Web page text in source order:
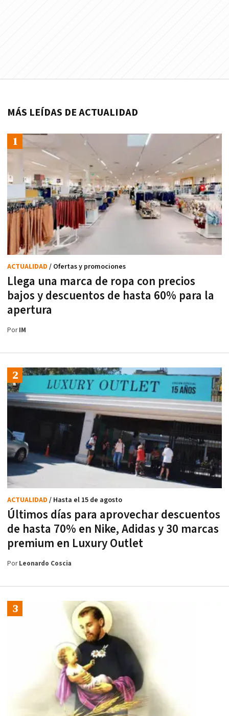
MÁS LEÍDAS DE ACTUALIDAD
Llega una marca de ropa con precios
bajos y descuentos de hasta 60% para la
apertura
ACTUALIDAD / Ofertas y promociones
PorIM
Últimos días para aprovechar descuentos
de hasta 70% en Nike, Adidas y 30 marcas
premium en Luxury Outlet
ACTUALIDAD / Hasta el 15 de agosto
PorLeonardo Coscia